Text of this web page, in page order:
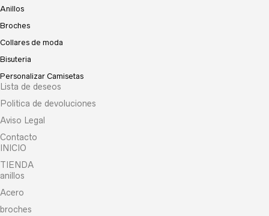
Anillos
Broches
Collares de moda
Bisuteria
Personalizar Camisetas
Lista de deseos
Politica de devoluciones
Aviso Legal
Contacto
INICIO
TIENDA
anillos
Acero
broches